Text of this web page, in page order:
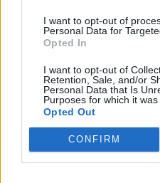
I want to opt-out of
Personal Data for
Opted In
I want to opt-out of
Retention, Sale, and/or
Personal Data that Is
Purposes for which it was
Opted Out
CONFIRM
50%
τίμημα
μέχρι το
07/08/26